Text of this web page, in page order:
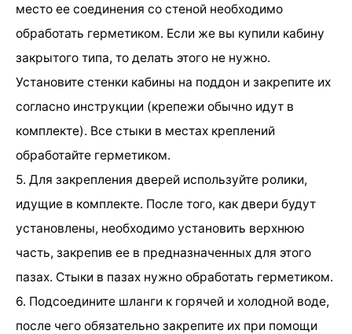
место ее соединения со стеной необходимо
обработать герметиком. Если же вы купили кабину
закрытого типа, то делать этого не нужно.
Установите стенки кабины на поддон и закрепите их
согласно инструкции (крепежи обычно идут в
комплекте). Все стыки в местах креплений
обработайте герметиком.
5. Для закрепления дверей используйте ролики,
идущие в комплекте. После того, как двери будут
установлены, необходимо установить верхнюю
часть, закрепив ее в предназначенных для этого
пазах. Стыки в пазах нужно обработать герметиком.
6. Подсоедините шланги к горячей и холодной воде,
после чего обязательно закрепите их при помощи